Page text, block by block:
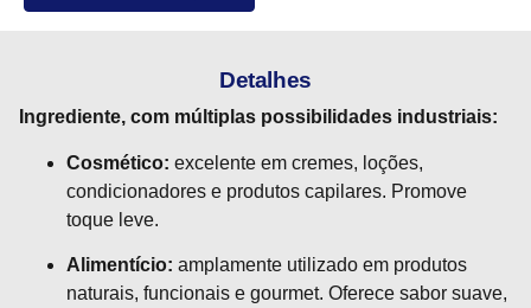
Detalhes
Ingrediente, com múltiplas possibilidades industriais:
Cosmético: excelente em cremes, loções,
condicionadores e produtos capilares. Promove
toque leve.
Alimentício: amplamente utilizado em produtos
naturais, funcionais e gourmet. Oferece sabor suave,